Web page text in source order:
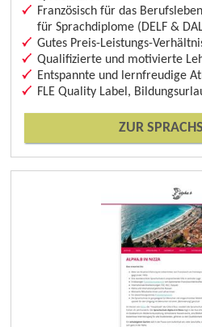
Französisch für das
für Sprachdiplome (DELF &
Gutes Preis-Leistungs-
Qualifizierte und motivierte
Entspannte und lernfreudige
FLE Quality Label,
ZUR